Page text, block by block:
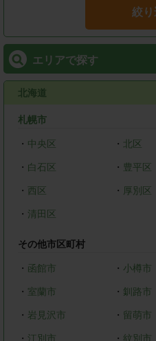
絞
エリアで探す
北海道
札幌市
・ 中央区 ・ 北区
・ 白石区 ・ 豊平区
・ 西区 ・ 厚別区
・ 清田区
その他市区町村
・ 函館市 ・ 小樽市
・ 室蘭市 ・ 釧路市
・ 岩見沢市 ・ 留萌市
・ 江別市 ・ 紋別市